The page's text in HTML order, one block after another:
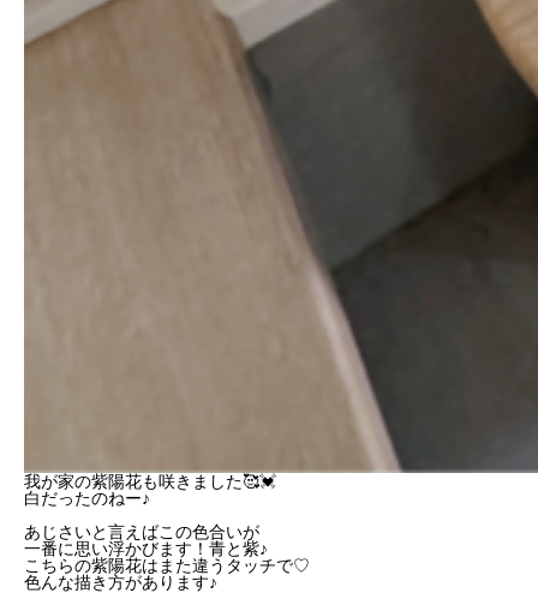
我が家の紫陽花も咲きました🥰💓
白だったのねー♪
あじさいと言えばこの色合いが
一番に思い浮かびます！青と紫♪
こちらの紫陽花はまた違うタッチで♡
色んな描き方があります♪